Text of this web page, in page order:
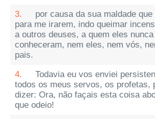
3.
por causa da sua maldade
para me irarem, indo queimar
a outros deuses, a quem eles nunca
conheceram, nem eles, nem vós,
pais.
4.
Todavia eu vos enviei
todos os meus servos, os profetas,
dizer: Ora, não façais esta coisa
que odeio!